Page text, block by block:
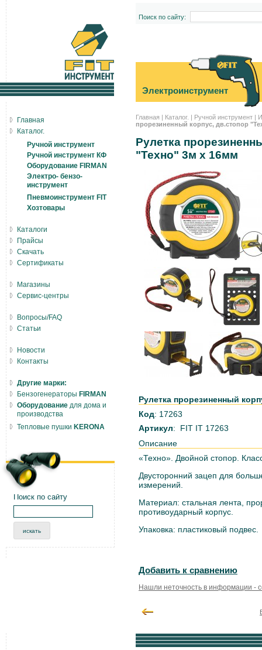
Поиск по сайту:
Электроинструмент
Главная | Каталог. | Ручной инструмент |
прорезиненный корпус, дв.стопор
Рулетка
"Техно" 3м x 16мм
Рулетка прорезиненный
Код: 17263
Артикул: FIT IT 17263
Описание
«Техно». Двойной стопор.
Двусторонний зацеп для
измерений.
Материал: стальная лента,
противоударный корпус.
Упаковка: пластиковый подвес.
Добавить к сравнению
Нашли неточность в информации -
Главная
Каталог.
Ручной инструмент
Ручной инструмент КФ
Оборудование FIRMAN
Электро- бензо-
инструмент
Пневмоинструмент FIT
Хозтовары
Каталоги
Прайсы
Скачать
Сертификаты
Магазины
Сервис-центры
Вопросы/FAQ
Статьи
Новости
Контакты
Другие марки:
Бензогенераторы FIRMAN
Оборудование для дома и
производства
Тепловые пушки KERONA
Поиск по сайту